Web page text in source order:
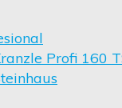
Profi 160